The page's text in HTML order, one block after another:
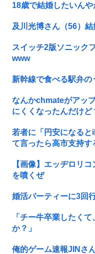
18歳で結婚したいんや
及川光博さん（56）結
スイッチ2版ソニック
www
新幹線で食べる駅弁の
なんかchmateがアッ
にくくなったんだけど
若者に「円安になる
て言ったら高市支持す
【画像】エッヂロリ
を噴くぜ
婚活パーティーに3回
「チー牛卒業したく
か？」
俺的ゲーム速報JINさ